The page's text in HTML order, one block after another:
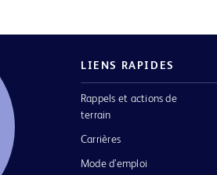
LIENS RAPIDES
Rappels et actions de
terrain
Carrières
Mode d’emploi